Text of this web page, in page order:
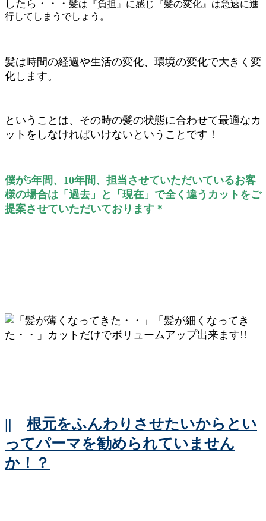
したら・・・ 髪は『負担』に感じ『髪の変化』は急速に進
行してしまうでしょう。
髪は時間の経過や生活の変化、環境の変化で大きく変
化します。
ということは、その時の髪の状態に合わせて最適なカ
ットをしなければいけないということです！
僕が5年間、10年間、担当させていただいているお客
様の場合は「過去」と「現在」で全く違うカットをご
提案させていただいております＊
|| 根元をふんわりさせたいからとい
ってパーマを勧められていません
か！？